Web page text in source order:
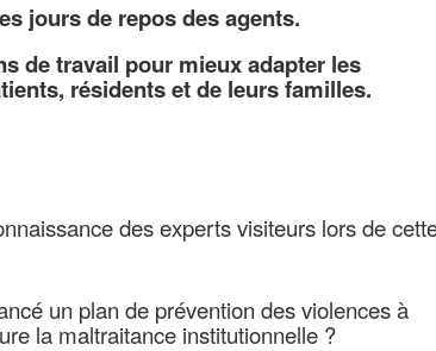
jours de repos des agents.
de travail pour mieux adapter les
résidents et de leurs familles.
des experts visiteurs lors de
un plan de prévention des violences à
la maltraitance institutionnelle ?